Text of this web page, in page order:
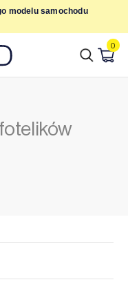
modelu samochodu
0